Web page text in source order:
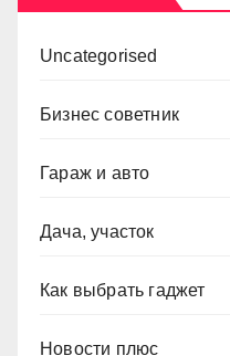
Uncategorised
Бизнес советник
Гараж и авто
Дача, участок
Как выбрать гаджет
Новости плюс